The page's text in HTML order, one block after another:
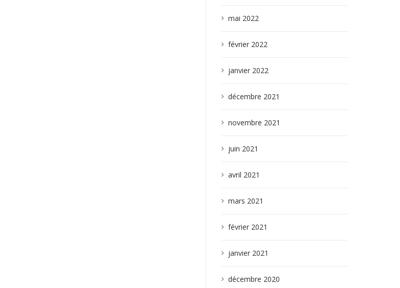
mai 2022
février 2022
janvier 2022
décembre 2021
novembre 2021
juin 2021
avril 2021
mars 2021
février 2021
janvier 2021
décembre 2020